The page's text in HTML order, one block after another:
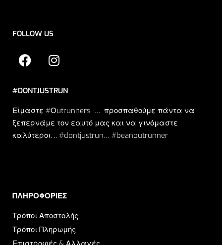
FOLLOW US
#DONTJUSTRUN
Είμαστε #Οutrunners … προσπαθούμε πάντα να
ξεπερνάμε τον εαυτό μας και να γινόμαστε
καλύτεροι. .. #dontjustrun… #beanoutrunner
ΠΛΗΡΟΦΟΡΙΕΣ​
Τρόποι Αποστολής
Τρόποι Πληρωμής